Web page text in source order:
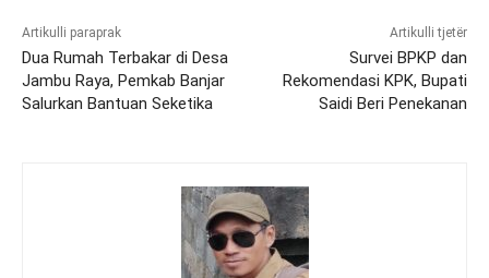
Artikulli paraprak
Dua Rumah Terbakar di Desa
Jambu Raya, Pemkab Banjar
Salurkan Bantuan Seketika
Artikulli tjetër
Survei BPKP dan
Rekomendasi KPK, Bupati
Saidi Beri Penekanan